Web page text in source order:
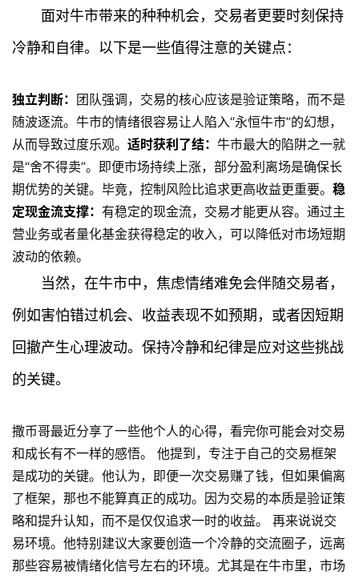
面对牛市带来的种种机会，交易者更要时刻保持
冷静和自律。以下是一些值得注意的关键点：
独立判断： 团队强调，交易的核心应该是验证策略，而不是
随波逐流。牛市的情绪很容易让人陷入“永恒牛市”的幻想，
从而导致过度乐观。 适时获利了结： 牛市最大的陷阱之一就
是“舍不得卖”。即便市场持续上涨，部分盈利离场是确保长
期优势的关键。毕竟，控制风险比追求更高收益更重要。 稳
定现金流支撑： 有稳定的现金流，交易才能更从容。通过主
营业务或者量化基金获得稳定的收入，可以降低对市场短期
波动的依赖。
当然，在牛市中，焦虑情绪难免会伴随交易者，
例如害怕错过机会、收益表现不如预期，或者因短期
回撤产生心理波动。保持冷静和纪律是应对这些挑战
的关键。
撒币哥最近分享了一些他个人的心得，看完你可能会对交易
和成长有不一样的感悟。 他提到，专注于自己的交易框架
是成功的关键。他认为，即便一次交易赚了钱，但如果偏离
了框架，那也不能算真正的成功。因为交易的本质是验证策
略和提升认知，而不是仅仅追求一时的收益。 再来说说交
易环境。他特别建议大家要创造一个冷静的交流圈子，远离
那些容易被情绪化信号左右的环境。尤其是在牛市里，市场